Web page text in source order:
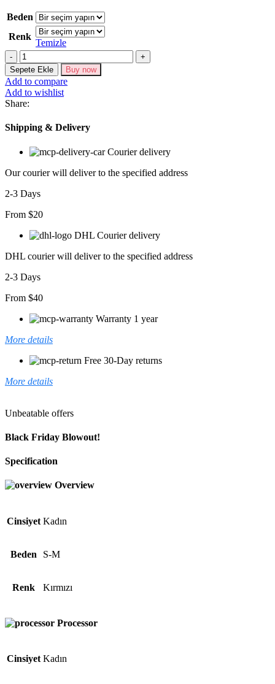
Beden
Renk
Temizle
Kadın
Uzun
Kollu
Fermuar
Detaylı
Kelebek
Taşlı
Desen
Bluz
Sepete Ekle Buy now
Add to compare
Add to wishlist
Share:
Shipping & Delivery
Courier delivery
Our courier will deliver to the specified address
2-3 Days
From $20
DHL Courier delivery
DHL courier will deliver to the specified address
2-3 Days
From $40
Warranty 1 year
More details
Free 30-Day returns
More details
Unbeatable offers
Black Friday Blowout!
Specification
Overview
Cinsiyet Kadın
Beden S-M
Renk Kırmızı
Processor
Cinsiyet Kadın